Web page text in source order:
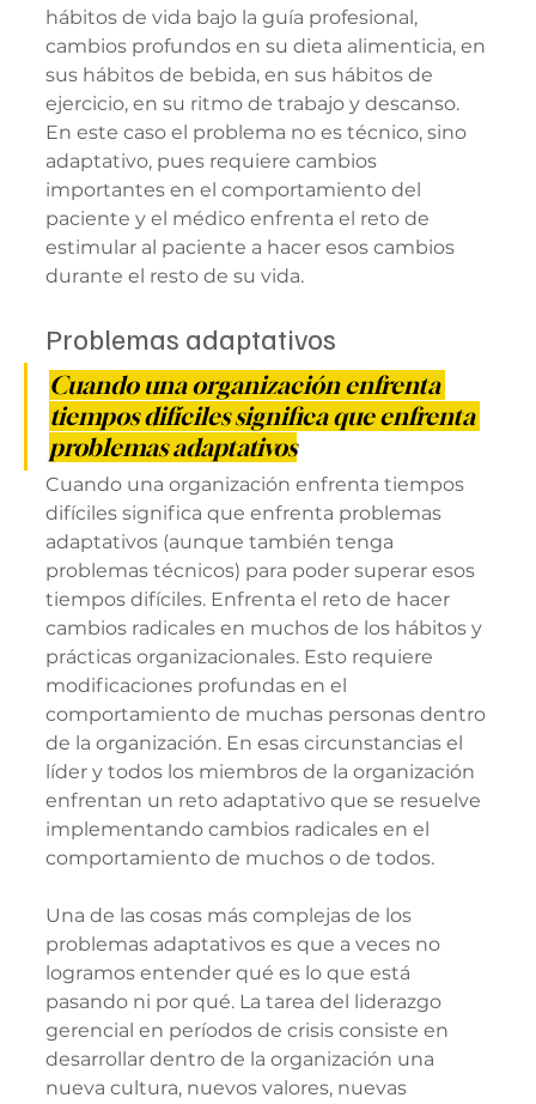
hábitos de vida bajo la guía profesional,
cambios profundos en su dieta alimenticia, en
sus hábitos de bebida, en sus hábitos de
ejercicio, en su ritmo de trabajo y descanso.
En este caso el problema no es técnico, sino
adaptativo, pues requiere cambios
importantes en el comportamiento del
paciente y el médico enfrenta el reto de
estimular al paciente a hacer esos cambios
durante el resto de su vida.
Problemas adaptativos
Cuando una organización enfrenta
tiempos difíciles significa que enfrenta
problemas adaptativos
Cuando una organización enfrenta tiempos
difíciles significa que enfrenta problemas
adaptativos (aunque también tenga
problemas técnicos) para poder superar esos
tiempos difíciles. Enfrenta el reto de hacer
cambios radicales en muchos de los hábitos y
prácticas organizacionales. Esto requiere
modificaciones profundas en el
comportamiento de muchas personas dentro
de la organización. En esas circunstancias el
líder y todos los miembros de la organización
enfrentan un reto adaptativo que se resuelve
implementando cambios radicales en el
comportamiento de muchos o de todos.
Una de las cosas más complejas de los
problemas adaptativos es que a veces no
logramos entender qué es lo que está
pasando ni por qué. La tarea del liderazgo
gerencial en períodos de crisis consiste en
desarrollar dentro de la organización una
nueva cultura, nuevos valores, nuevas